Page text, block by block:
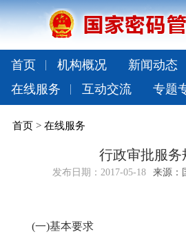
首页 机构概况 新闻动态
在线服务
互动交流 专题
首页> 在线服务
行政审批服务
发布日期： 2017-05-18 来源：
(一)基本要求